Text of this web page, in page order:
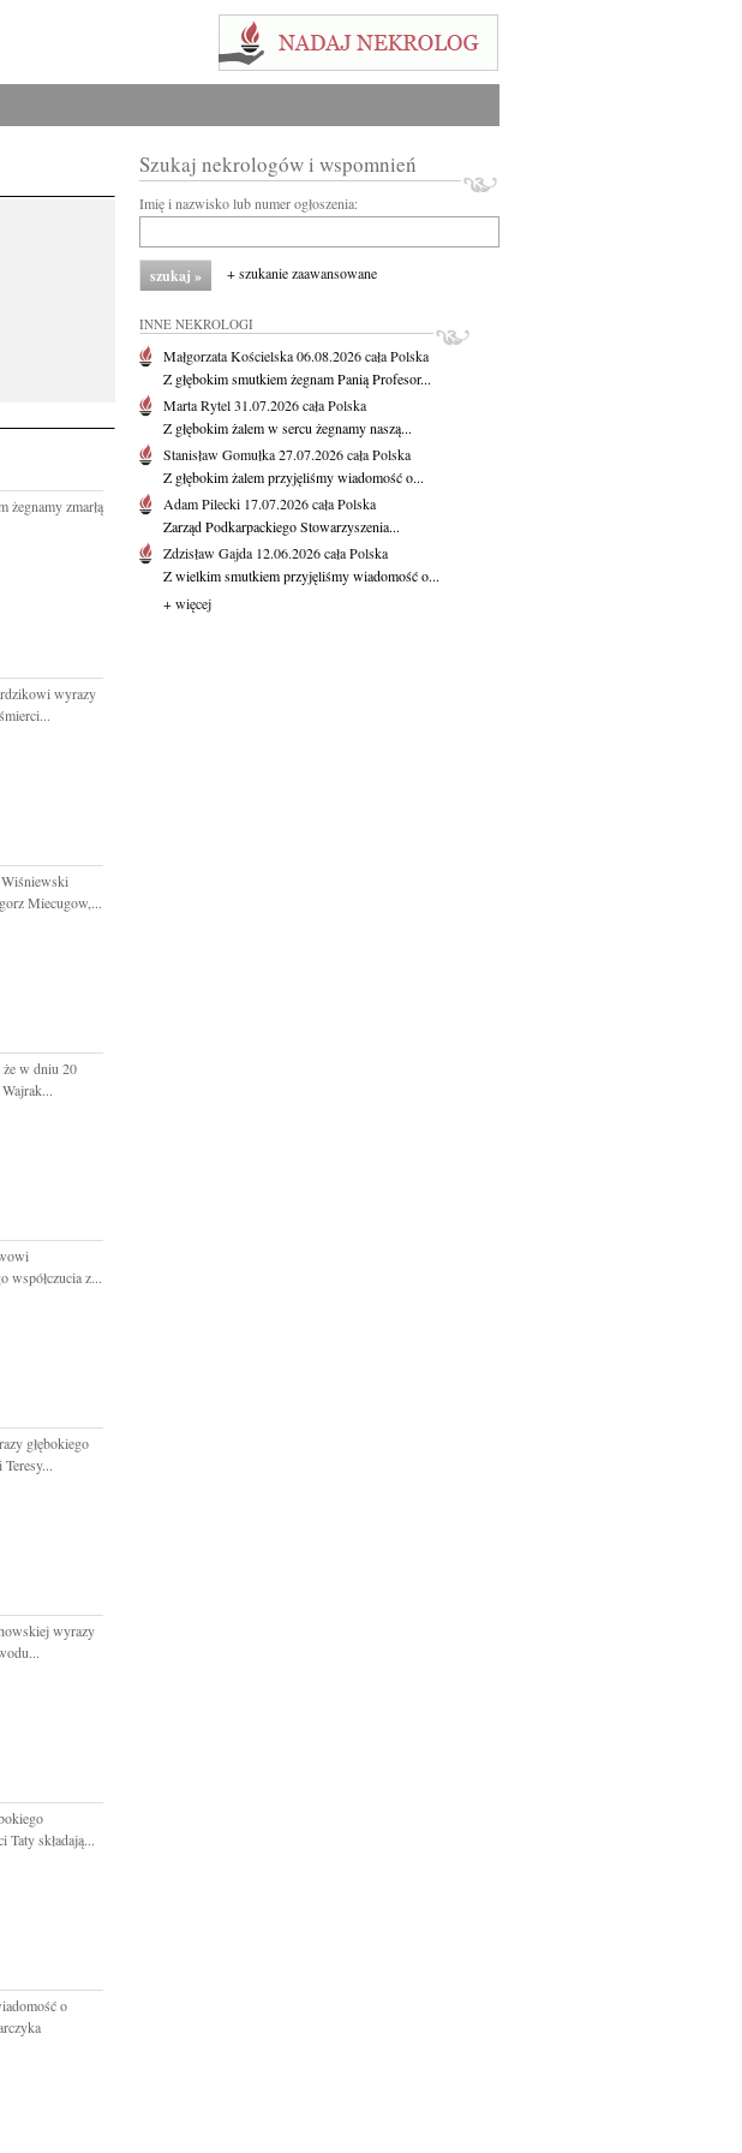
żegnamy zmarłą
wyrazy
Wiśniewski
Miecugow,...
że w dniu 20
współczucia z...
głębokiego
wyrazy
Taty składają...
o
Szukaj nekrologów i wspomnień
Imię i nazwisko lub numer ogłoszenia:
+ szukanie zaawansowane
INNE NEKROLOGI
Małgorzata Kościelska06.08.2026cała Polska
Z głębokim smutkiem żegnam Panią Profesor...
Marta Rytel31.07.2026cała Polska
Z głębokim żalem w sercu żegnamy naszą...
Stanisław Gomułka27.07.2026cała Polska
Z głębokim żalem przyjęliśmy wiadomość o...
Adam Pilecki 17.07.2026cała Polska
Zarząd Podkarpackiego Stowarzyszenia...
Zdzisław Gajda 12.06.2026cała Polska
Z wielkim smutkiem przyjęliśmy wiadomość o...
+ więcej